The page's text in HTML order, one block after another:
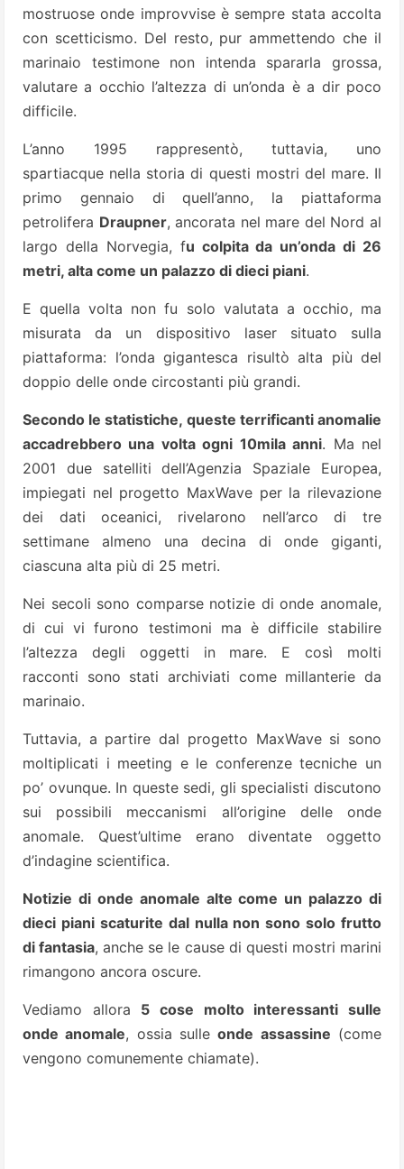
mostruose onde improvvise è sempre stata accolta
con scetticismo. Del resto, pur ammettendo che il
marinaio testimone non intenda spararla grossa,
valutare a occhio l’altezza di un’onda è a dir poco
difficile.
L’anno 1995 rappresentò, tuttavia, uno
spartiacque nella storia di questi mostri del mare. Il
primo gennaio di quell’anno, la piattaforma
petrolifera Draupner, ancorata nel mare del Nord al
largo della Norvegia, fu colpita da un’onda di 26
metri, alta come un palazzo di dieci piani.
E quella volta non fu solo valutata a occhio, ma
misurata da un dispositivo laser situato sulla
piattaforma: l’onda gigantesca risultò alta più del
doppio delle onde circostanti più grandi.
Secondo le statistiche, queste terrificanti anomalie
accadrebbero una volta ogni 10mila anni. Ma nel
2001 due satelliti dell’Agenzia Spaziale Europea,
impiegati nel progetto MaxWave per la rilevazione
dei dati oceanici, rivelarono nell’arco di tre
settimane almeno una decina di onde giganti,
ciascuna alta più di 25 metri.
Nei secoli sono comparse notizie di onde anomale,
di cui vi furono testimoni ma è difficile stabilire
l’altezza degli oggetti in mare. E così molti
racconti sono stati archiviati come millanterie da
marinaio.
Tuttavia, a partire dal progetto MaxWave si sono
moltiplicati i meeting e le conferenze tecniche un
po’ ovunque. In queste sedi, gli specialisti discutono
sui possibili meccanismi all’origine delle onde
anomale. Quest’ultime erano diventate oggetto
d’indagine scientifica.
Notizie di onde anomale alte come un palazzo di
dieci piani scaturite dal nulla non sono solo frutto
di fantasia, anche se le cause di questi mostri marini
rimangono ancora oscure.
Vediamo allora 5 cose molto interessanti sulle
onde anomale, ossia sulleonde assassine (come
vengono comunemente chiamate).